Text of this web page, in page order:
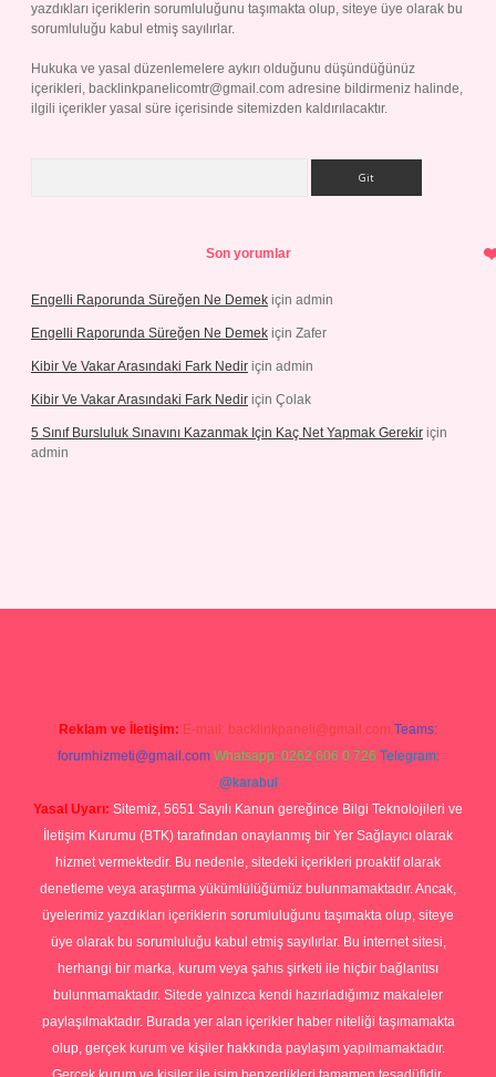
yazdıkları içeriklerin sorumluluğunu taşımakta olup, siteye üye olarak bu
sorumluluğu kabul etmiş sayılırlar.
Hukuka ve yasal düzenlemelere aykırı olduğunu düşündüğünüz
içerikleri, backlinkpanelicomtr@gmail.com adresine bildirmeniz halinde,
ilgili içerikler yasal süre içerisinde sitemizden kaldırılacaktır.
Son yorumlar
Engelli Raporunda Süreğen Ne Demek için admin
Engelli Raporunda Süreğen Ne Demek için Zafer
Kibir Ve Vakar Arasındaki Fark Nedir için admin
Kibir Ve Vakar Arasındaki Fark Nedir için Çolak
5 Sınıf Bursluluk Sınavını Kazanmak Için Kaç Net Yapmak Gerekir için
admin
Reklam ve İletişim: E-mail: backlinkpaneli@gmail.com Teams:
forumhizmeti@gmail.com Whatsapp: 0262 606 0 726 Telegram:
@karabul
Yasal Uyarı: Sitemiz, 5651 Sayılı Kanun gereğince Bilgi Teknolojileri ve
İletişim Kurumu (BTK) tarafından onaylanmış bir Yer Sağlayıcı olarak
hizmet vermektedir. Bu nedenle, sitedeki içerikleri proaktif olarak
denetleme veya araştırma yükümlülüğümüz bulunmamaktadır. Ancak,
üyelerimiz yazdıkları içeriklerin sorumluluğunu taşımakta olup, siteye
üye olarak bu sorumluluğu kabul etmiş sayılırlar. Bu internet sitesi,
herhangi bir marka, kurum veya şahıs şirketi ile hiçbir bağlantısı
bulunmamaktadır. Sitede yalnızca kendi hazırladığımız makaleler
paylaşılmaktadır. Burada yer alan içerikler haber niteliği taşımamakta
olup, gerçek kurum ve kişiler hakkında paylaşım yapılmamaktadır.